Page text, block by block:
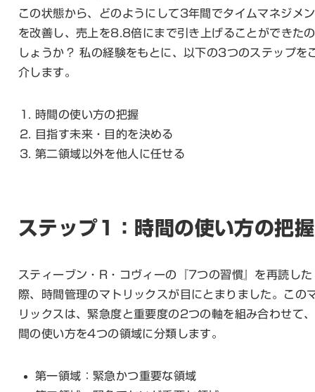
この状態から、どのようにして3年間でタイムマネジメ
を改善し、売上を8.8倍にまで引き上げることができた
しょうか？ 私の経験をもとに、以下の3つのステップを
介します。
時間の使い方の把握
目指す未来・目的を決める
第二領域以外を他人に任せる
ステップ1：時間の使い方の把握
スティーブン・R・コヴィーの『7つの習慣』を再読した
際、時間管理のマトリックスが目にとまりました。この
リックスは、緊急度と重要度の2つの軸を組み合わせて
間の使い方を4つの領域に分類します。
第一領域：緊急かつ重要な領域